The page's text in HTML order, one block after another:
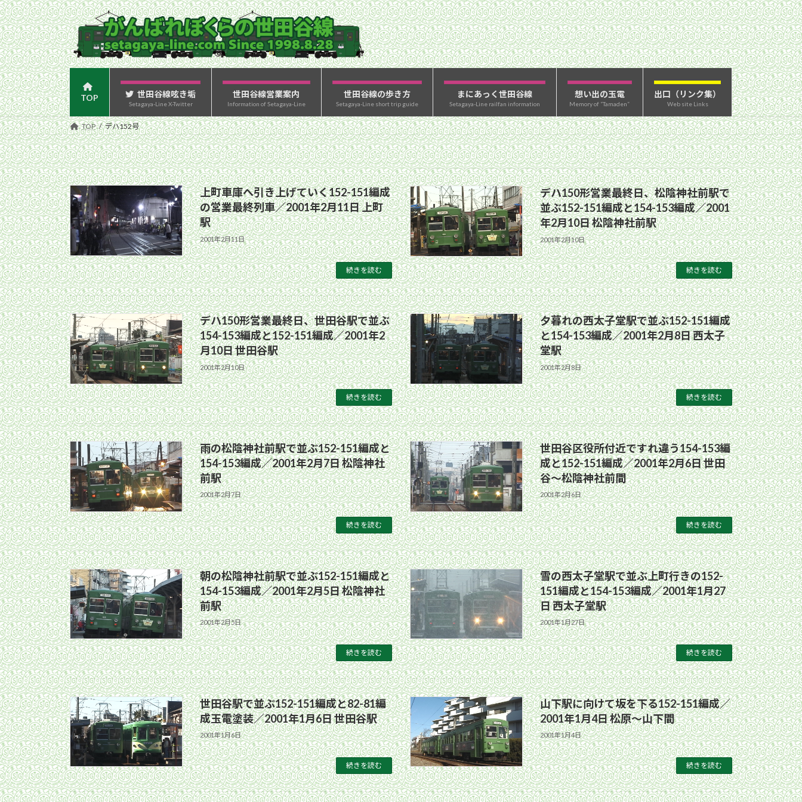
コ
ン
テ
ン
ツ
へ
ス
キ
ッ
プ
ナ
ビ
ゲ
ー
シ
ョ
ン
に
移
動
TOP 世田谷線呟き垢
Setagaya-Line X-Twitter
世田谷線営業案内
Information of Setagaya-Line
世田谷線の歩き方
Setagaya-Line short trip guide
まにあっく世田谷線
Setagaya-Line railfan information
想い出の玉電
Memory of “Tamaden”
出口（リンク集）
Web site Links
TOP デハ152号
上町車庫へ引き上げていく152-151編成
の営業最終列車／2001年2月11日 上町
駅
2001年2月11日
続きを読む
デハ150形営業最終日、松陰神社前駅で
並ぶ152-151編成と154-153編成／2001
年2月10日 松陰神社前駅
2001年2月10日
続きを読む
デハ150形営業最終日、世田谷駅で並ぶ
154-153編成と152-151編成／2001年2
月10日 世田谷駅
2001年2月10日
続きを読む
夕暮れの西太子堂駅で並ぶ152-151編成
と154-153編成／2001年2月8日 西太子
堂駅
2001年2月8日
続きを読む
雨の松陰神社前駅で並ぶ152-151編成と
154-153編成／2001年2月7日 松陰神社
前駅
2001年2月7日
続きを読む
世田谷区役所付近ですれ違う154-153編
成と152-151編成／2001年2月6日 世田
谷〜松陰神社前間
2001年2月6日
続きを読む
朝の松陰神社前駅で並ぶ152-151編成と
154-153編成／2001年2月5日 松陰神社
前駅
2001年2月5日
続きを読む
雪の西太子堂駅で並ぶ上町行きの152-
151編成と154-153編成／2001年1月27
日 西太子堂駅
2001年1月27日
続きを読む
世田谷駅で並ぶ152-151編成と82-81編
成玉電塗装／2001年1月6日 世田谷駅
2001年1月6日
続きを読む
山下駅に向けて坂を下る152-151編成／
2001年1月4日 松原〜山下間
2001年1月4日
続きを読む